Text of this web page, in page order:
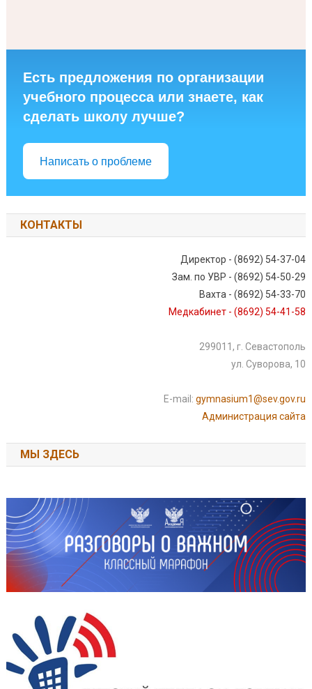
Есть предложения по организации
учебного процесса или знаете, как
сделать школу лучше?
Написать о проблеме
КОНТАКТЫ
Директор - (8692) 54-37-04
Зам. по УВР - (8692) 54-50-29
Вахта - (8692) 54-33-70
Медкабинет - (8692) 54-41-58
299011, г. Севастополь
ул. Суворова, 10
E-mail:gymnasium1@sev.gov.ru
Администрация сайта
МЫ ЗДЕСЬ